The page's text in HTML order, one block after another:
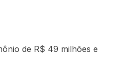
de R$ 49 milhões e